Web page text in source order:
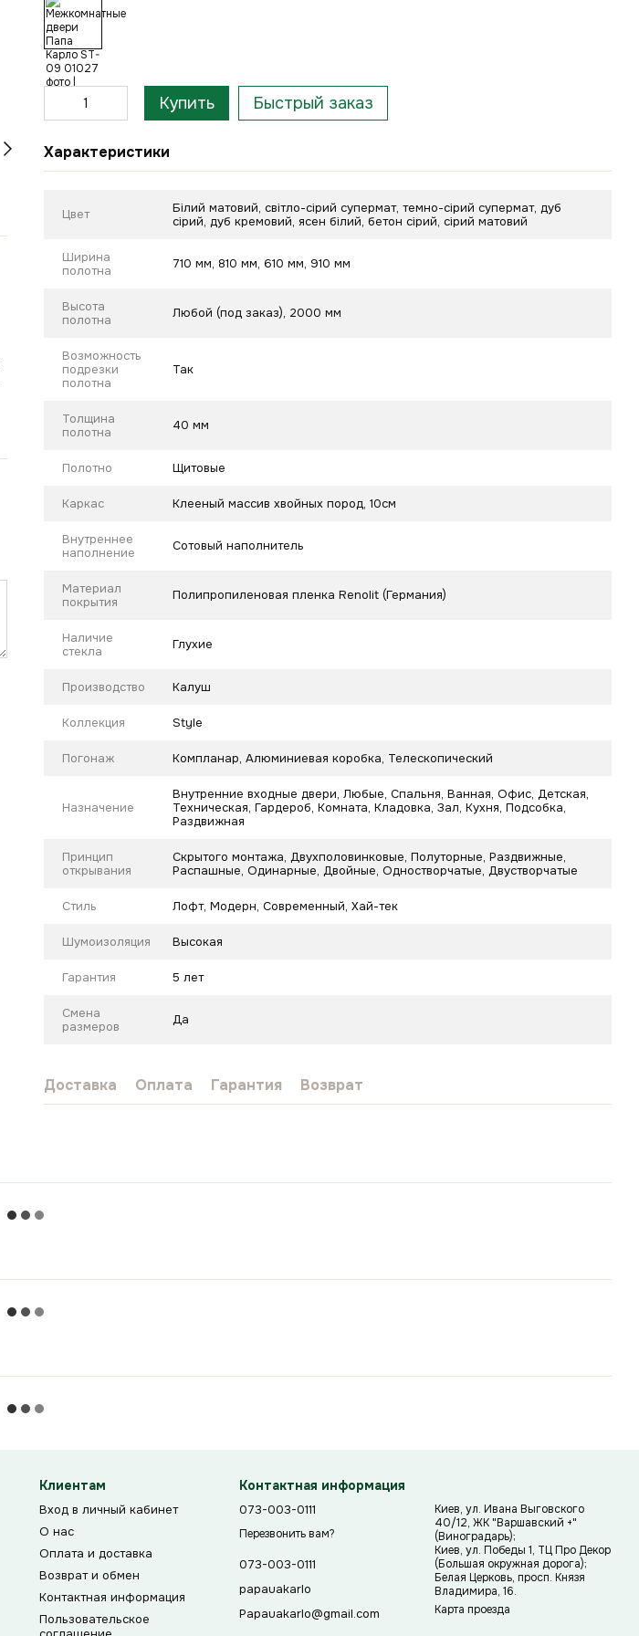
Купить Быстрый заказ
Характеристики
Цвет
Білий матовий, світло-сірий супермат, темно-сірий супермат, дуб
сірий, дуб кремовий, ясен білий, бетон сірий, сірий матовий
Ширина
полотна
710 мм, 810 мм, 610 мм, 910 мм
Высота
полотна
Любой (под заказ), 2000 мм
Возможность
подрезки
полотна
Так
Толщина
полотна
40 мм
Полотно Щитовые
Каркас Клееный массив хвойных пород, 10см
Внутреннее
наполнение
Сотовый наполнитель
Материал
покрытия
Полипропиленовая пленка Renolit (Германия)
Наличие
стекла
Глухие
Производство Калуш
Коллекция Style
Погонаж Компланар, Алюминиевая коробка, Телескопический
Назначение
Внутренние входные двери, Любые, Спальня, Ванная, Офис, Детская,
Техническая, Гардероб, Комната, Кладовка, Зал, Кухня, Подсобка,
Раздвижная
Принцип
открывания
Скрытого монтажа, Двухполовинковые, Полуторные, Раздвижные,
Распашные, Одинарные, Двойные, Одностворчатые, Двустворчатые
Стиль Лофт, Модерн, Современный, Хай-тек
Шумоизоляция Высокая
Гарантия 5 лет
Смена
размеров
Да
Доставка Оплата Гарантия Возврат
Клиентам
Вход в личный кабинет
О нас
Оплата и доставка
Возврат и обмен
Контактная информация
Пользовательское
Контактная информация
073-003-0111
Перезвонить вам?
073-003-0111
papauakarlo
Papauakarlo@gmail.com
Киев, ул. Ивана Выговского
40/12, ЖК "Варшавский +"
(Виноградарь);
Киев, ул. Победы 1, ТЦ Про Декор
(Большая окружная дорога);
Белая Церковь, просп. Князя
Владимира, 16.
Карта проезда